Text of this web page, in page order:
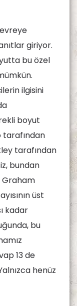
giriyor.
bu özel
ilgisini
boyut
tarafından
tarafından
bundan
Graham
üst
kadar
bu
13 de
henüz